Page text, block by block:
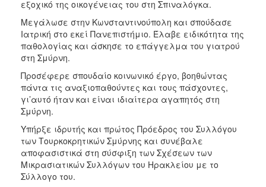
εξοχικό της οικογένειας του στη Σπιναλόγκα.
Μεγάλωσε στην Κωνσταντινούπολη και σπούδασε
Ιατρική στο εκεί Πανεπιστήμιο. Έλαβε ειδικότητα της
παθολογίας και άσκησε το επάγγελμα του γιατρού
στη Σμύρνη.
Προσέφερε σπουδαίο κοινωνικό έργο, βοηθώντας
πάντα τις αναξιοπαθούντες και τους πάσχοντες,
γι’αυτό ήταν και είναι ιδιαίτερα αγαπητός στη
Σμύρνη.
Υπήρξε ιδρυτής και πρώτος Πρόεδρος του Συλλόγου
των Τουρκοκρητικών Σμύρνης και συνέβαλε
αποφασιστικά στη σύσφιξη των Σχέσεων των
Μικρασιατικών Συλλόγων του Ηρακλείου με το
Σύλλογο του.